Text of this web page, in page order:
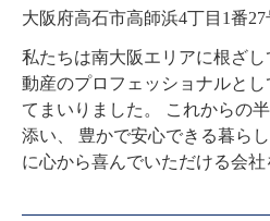
大阪府高石市高師浜4丁目1番27
私たちは南大阪エリアに根ざ
動産のプロフェッショナルと
てまいりました。 これからの
添い、 豊かで安心できる暮ら
に心から喜んでいただける会社